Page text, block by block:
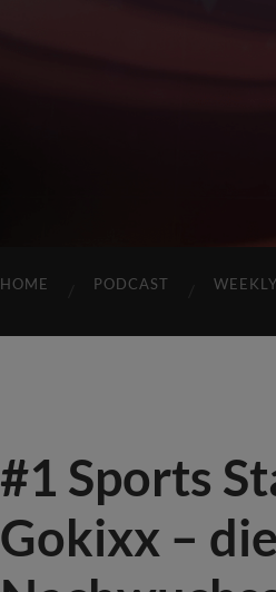
HOME PODCAST
#1 Sports
Gokixx –